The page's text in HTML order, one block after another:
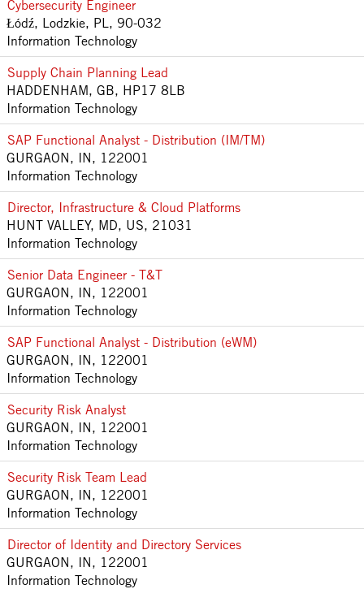
Cybersecurity Engineer
Łódź, Lodzkie, PL, 90-032
Information Technology
Supply Chain Planning Lead
HADDENHAM, GB, HP17 8LB
Information Technology
SAP Functional Analyst - Distribution (IM/TM)
GURGAON, IN, 122001
Information Technology
Director, Infrastructure & Cloud Platforms
HUNT VALLEY, MD, US, 21031
Information Technology
Senior Data Engineer - T&T
GURGAON, IN, 122001
Information Technology
SAP Functional Analyst - Distribution (eWM)
GURGAON, IN, 122001
Information Technology
Security Risk Analyst
GURGAON, IN, 122001
Information Technology
Security Risk Team Lead
GURGAON, IN, 122001
Information Technology
Director of Identity and Directory Services
GURGAON, IN, 122001
Information Technology